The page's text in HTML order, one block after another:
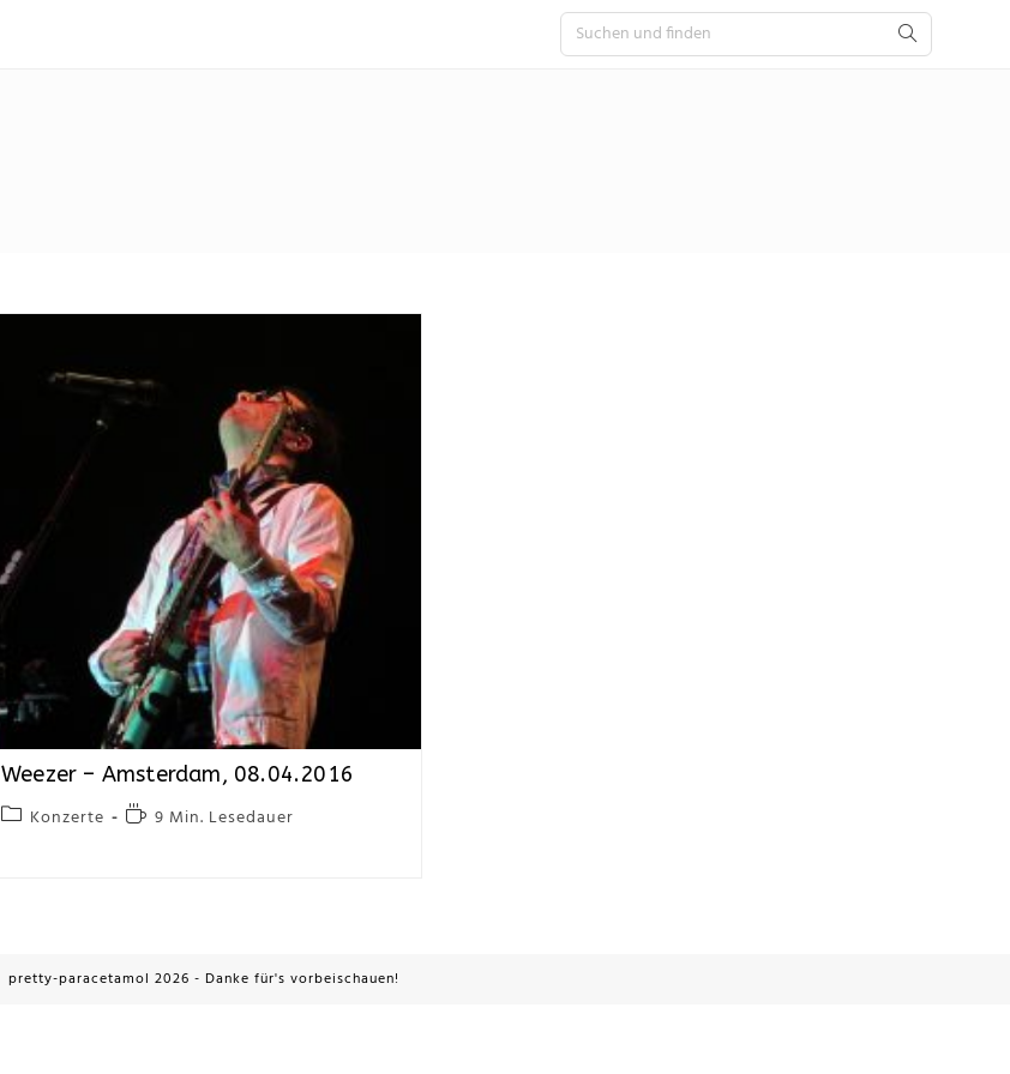
Weezer – Amsterdam, 08.04.2016
Konzerte 9 Min. Lesedauer
pretty-paracetamol 2026 - Danke für's vorbeischauen!